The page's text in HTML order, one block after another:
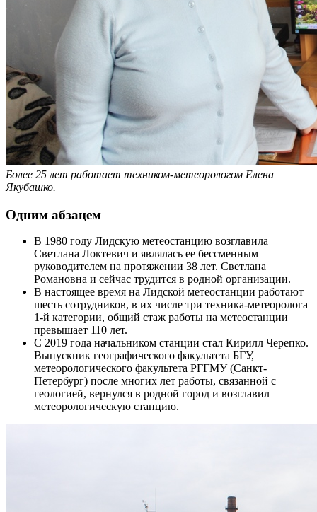
Более 25 лет работает техником-метеорологом Елена
Якубашко.
Одним абзацем
В 1980 году Лидскую метеостанцию возглавила
Светлана Локтевич и являлась ее бессменным
руководителем на протяжении 38 лет. Светлана
Романовна и сейчас трудится в родной организации.
В настоящее время на Лидской метеостанции работают
шесть сотрудников, в их числе три техника-метеоролога
1-й категории, общий стаж работы на метеостанции
превышает 110 лет.
С 2019 года начальником станции стал Кирилл Черепко.
Выпускник географического факультета БГУ,
метеорологического факультета РГГМУ (Санкт-
Петербург) после многих лет работы, связанной с
геологией, вернулся в родной город и возглавил
метеорологическую станцию.